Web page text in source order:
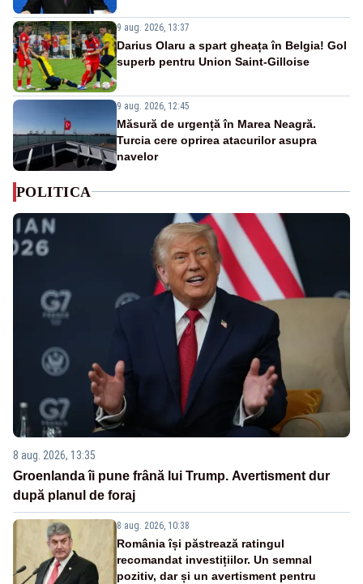
9 aug. 2026, 13:37
Darius Olaru a spart gheața în Belgia! Gol
superb pentru Union Saint-Gilloise
9 aug. 2026, 12:45
Măsură de urgență în Marea Neagră.
Turcia cere oprirea atacurilor asupra
navelor
POLITICA
8 aug. 2026, 13:35
Groenlanda îi pune frână lui Trump. Avertisment dur
după planul de foraj
8 aug. 2026, 10:38
România își păstrează ratingul
recomandat investițiilor. Un semnal
pozitiv, dar și un avertisment pentru